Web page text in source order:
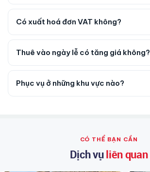
Có xuất hoá đơn VAT không?
Thuê vào ngày lễ có tăng giá không?
Phục vụ ở những khu vực nào?
CÓ THỂ BẠN CẦN
Dịch vụliên quan